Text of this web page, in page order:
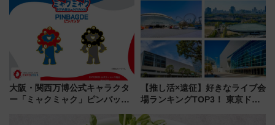
を満喫しよう
見どころ、限定イベントを徹底
解説！
大阪・関西万博公式キャラクタ
ー「ミャクミャク」ピンバッジ
【推し活×遠征】好きなライブ会
場ランキングTOP3！ 東京ドー
由と交通アクセス術、ライブ会